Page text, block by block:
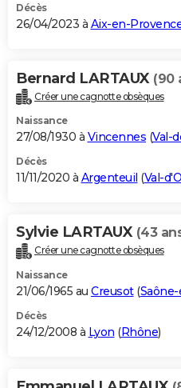
Décès
26/04/2023 à Aix-en-
Bernard LARTAUX (90
Créer une cagnotte obsèques
Naissance
27/08/1930 à Vincennes (Val-
Décès
11/11/2020 à Argenteuil (Val-
Sylvie LARTAUX (43
Créer une cagnotte obsèques
Naissance
21/06/1965 au Creusot(
Décès
24/12/2008 à Lyon (Rhône)